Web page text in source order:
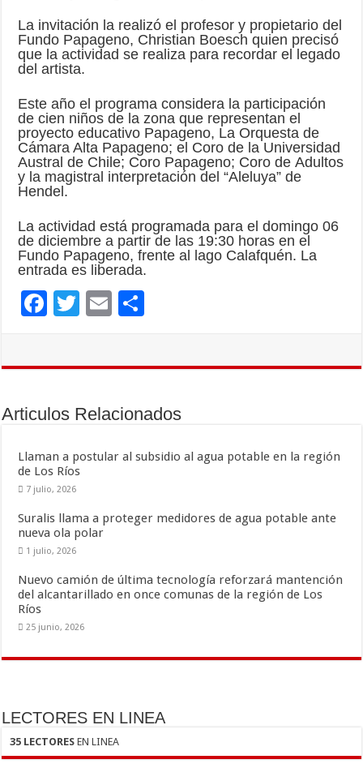
La invitación la realizó el profesor y propietario del
Fundo Papageno, Christian Boesch quien precisó
que la actividad se realiza para recordar el legado
del artista.
Este año el programa considera la participación
de cien niños de la zona que representan el
proyecto educativo Papageno, La Orquesta de
Cámara Alta Papageno; el Coro de la Universidad
Austral de Chile; Coro Papageno; Coro de Adultos
y la magistral interpretación del “Aleluya” de
Hendel.
La actividad está programada para el domingo 06
de diciembre a partir de las 19:30 horas en el
Fundo Papageno, frente al lago Calafquén. La
entrada es liberada.
F
o
k
T
E
ar
r
Articulos Relacionados
Llaman a postular al subsidio al agua potable en la región
de Los Ríos
7 julio, 2026
Suralis llama a proteger medidores de agua potable ante
nueva ola polar
1 julio, 2026
Nuevo camión de última tecnología reforzará mantención
del alcantarillado en once comunas de la región de Los
Ríos
25 junio, 2026
LECTORES EN LINEA
35 LECTORES EN LINEA